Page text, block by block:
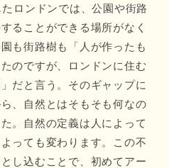
ロンドンでは、公園や街路
ることができる場所がなく
も街路樹も「人が作ったも
のですが、ロンドンに住む
だと言う。そのギャップに
、自然とはそもそも何なの
。自然の定義は人によって
っても変わります。この不
し込むことで、初めてアー